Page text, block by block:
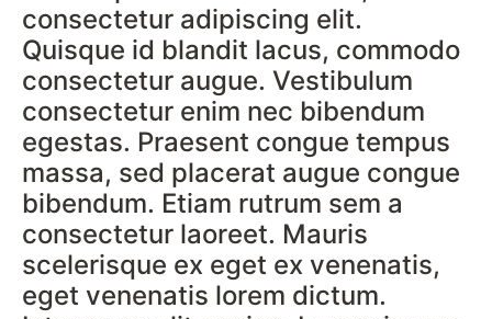
consectetur adipiscing elit.
Quisque id blandit lacus, commodo
consectetur augue. Vestibulum
consectetur enim nec bibendum
egestas. Praesent congue tempus
massa, sed placerat augue congue
bibendum. Etiam rutrum sem a
consectetur laoreet. Mauris
scelerisque ex eget ex venenatis,
eget venenatis lorem dictum.